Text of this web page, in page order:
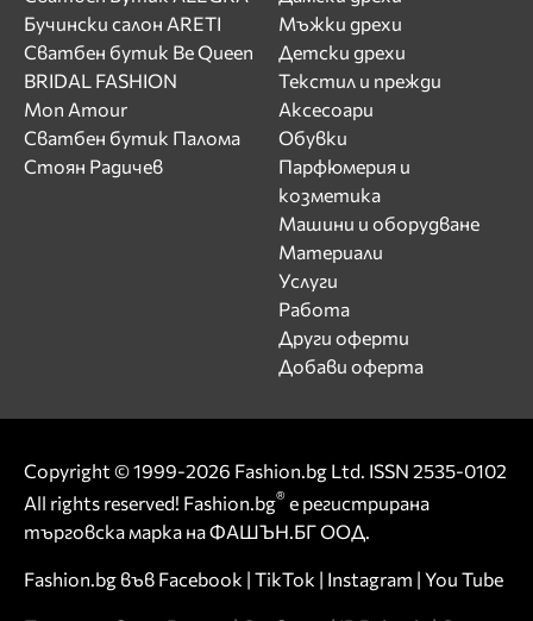
Бучински салон ARETI
Сватбен бутик Be Queen
BRIDAL FASHION
Mon Amour
Сватбен бутик Палома
Стоян Радичев
Мъжки дрехи
Детски дрехи
Текстил и прежди
Аксесоари
Обувки
Парфюмерия и
козметика
Машини и оборудване
Материали
Услуги
Работа
Други оферти
Добави оферта
Copyright © 1999-2026 Fashion.bg Ltd. ISSN 2535-0102
All rights reserved! Fashion.bg® е регистрирана
търговска марка на ФАШЪН.БГ ООД.
Fashion.bg във Facebook | TikTok | Instagram | You Tube